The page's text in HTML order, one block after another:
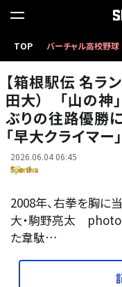
TOP バーチャル高校野球
【箱根駅伝 名ラ
田大） 「山の神
ぶりの往路優勝
「早大クライマー」
2026.06.04 06:45
2008年、右拳を胸に
大・駒野亮太 photo
た韋駄…